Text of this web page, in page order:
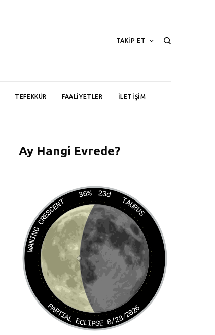
TAKİP ET
TEFEKKÜR FAALIYETLER İLETIŞIM
Ay Hangi Evrede?
36% 23d
TAURUS
WANING CRESCENT
PARTIAL ECLIPSE 8/28/2026